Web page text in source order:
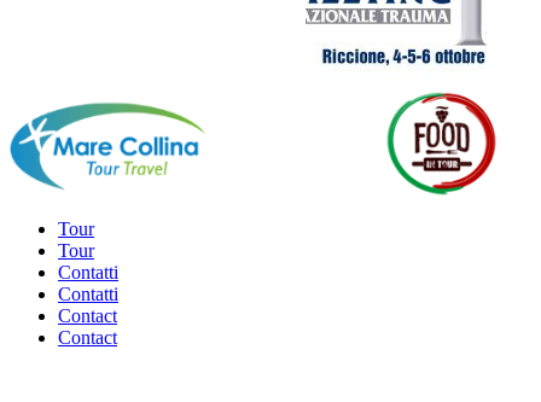
Tour
Tour
Contatti
Contatti
Contact
Contact